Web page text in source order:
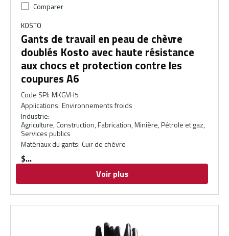
Comparer
KOSTO
Gants de travail en peau de chèvre
doublés Kosto avec haute résistance
aux chocs et protection contre les
coupures A6
Code SPI: MKGVH5
Applications: Environnements froids
Industrie:
Agriculture, Construction, Fabrication, Minière, Pétrole et gaz,
Services publics
Matériaux du gants: Cuir de chèvre
$
Voir plus